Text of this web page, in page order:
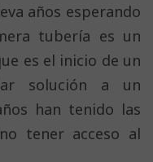
años esperando
tubería es un
es el inicio de un
solución a un
han tenido las
tener acceso al